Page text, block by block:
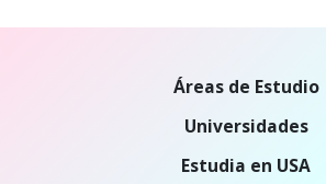
Áreas de Estudio
Universidades
Estudia en USA